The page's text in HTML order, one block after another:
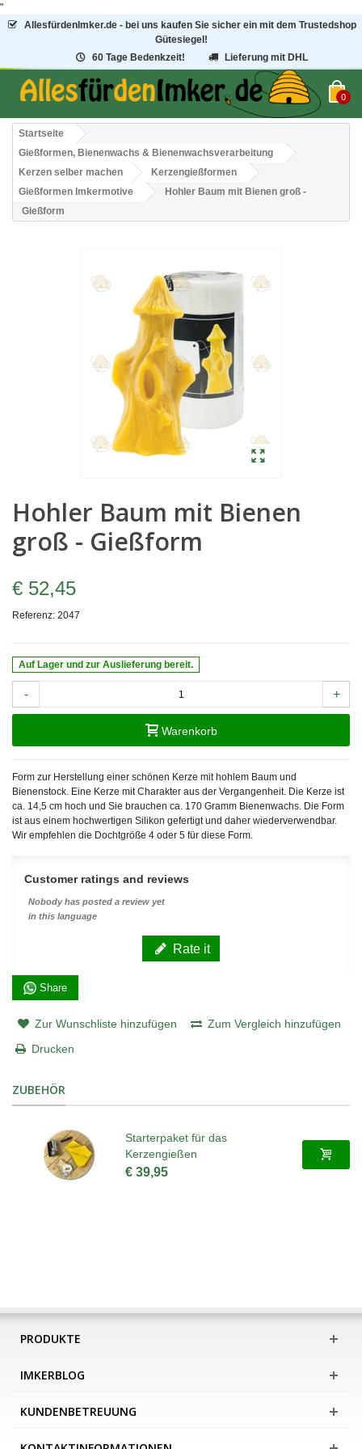
"
AllesfürdenImker.de - bei uns kaufen Sie sicher ein mit dem Trustedshop
Gütesiegel!
60 Tage Bedenkzeit!
Lieferung mit DHL
0
Startseite
Gießformen, Bienenwachs & Bienenwachsverarbeitung
Kerzen selber machen
Kerzengießformen
Gießformen Imkermotive
Hohler Baum mit Bienen groß -
Gießform
Hohler Baum mit Bienen
groß - Gießform
€ 52,45
Referenz: 2047
Auf Lager und zur Auslieferung bereit.
- +
Warenkorb
Form zur Herstellung einer schönen Kerze mit hohlem Baum und
Bienenstock. Eine Kerze mit Charakter aus der Vergangenheit. Die Kerze ist
ca. 14,5 cm hoch und Sie brauchen ca. 170 Gramm Bienenwachs. Die Form
ist aus einem hochwertigen Silikon gefertigt und daher wiederverwendbar.
Wir empfehlen die Dochtgröße 4 oder 5 für diese Form.
Customer ratings and reviews
Nobody has posted a review yet
in this language
Rate it
Share
Zur Wunschliste hinzufügen
Zum Vergleich hinzufügen
Drucken
ZUBEHÖR
Starterpaket für das
Kerzengießen
€ 39,95
PRODUKTE
IMKERBLOG
KUNDENBETREUUNG